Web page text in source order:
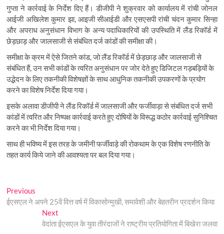
गुप्ता ने कार्रवाई के निर्देश दिए हैं। डीजीपी ने शुक्रवार को कार्यालय में रांची जोनल
आईजी अखिलेश कुमार झा, आइजी सीआईडी और एसएसपी रांची चंदन कुमार सिन्हा
और अपराध अनुसंधान विभाग के अन्य पदाधिकारियों की उपस्थिति में लैंड रिकॉर्ड में
छेड़छाड़ और जालसाजी से संबंधित दर्ज कांडों की समीक्षा की।
समीक्षा के क्रम में ऐसे जितने कांड, जो लैंड रिकॉर्ड में छेड़छाड़ और जालसाजी से
संबंधित हैं, उन सभी कांडों के त्वरित अनुसंधान पर जोर देते हुए डिजिटल गड़बड़ियों के
उद्भेदन के लिए तकनीकी विशेषज्ञों के साथ आधुनिक तकनीकी उपकरणों के प्रयोग
करने का विशेष निर्देश दिया गया।
इसके अलावा डीजीपी ने लैंड रिकॉर्ड में जालसाजी और फर्जीवाड़ा से संबंधित दर्ज सभी
कांडों में त्वरित और निष्पक्ष कार्रवाई करते हुए दोषियों के विरूद्ध कठोर कार्रवाई सुनिश्चित
करने का भी निर्देश दिया गया।
साथ ही भविष्य में इस तरह के जमीनी फर्जीवाड़े की रोकथाम के एक विशेष रणनीति के
तहत कार्य किये जाने की आवश्यता पर बल दिया गया।
Post
navigation
Previous
post:
ईएसएल ने अपने 25वें वित्त वर्ष में विकासोन्मुखी, समावेशी और बेहतरीन प्रदर्शन किया
NextNext
post:
वेदांता ईएसएल के युवा तीरंदाजों ने राष्ट्रीय प्रतियोगिता में बिखेरा जलवा